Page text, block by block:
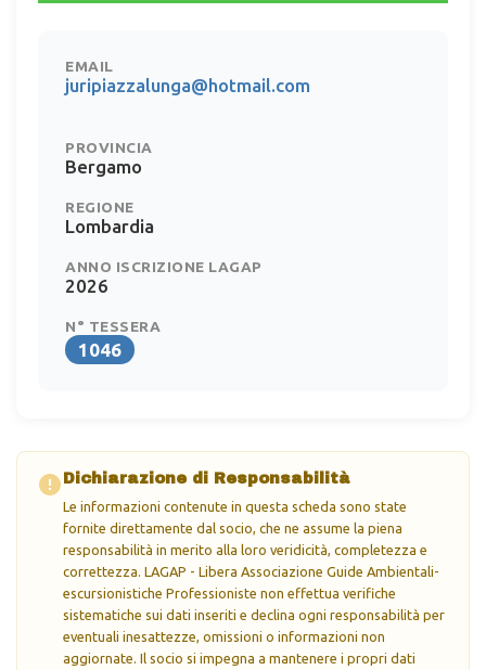
EMAIL
juripiazzalunga@hotmail.com
PROVINCIA
Bergamo
REGIONE
Lombardia
ANNO ISCRIZIONE LAGAP
2026
N° TESSERA
1046
Dichiarazione di Responsabilità
Le informazioni contenute in questa scheda sono state
fornite direttamente dal socio, che ne assume la piena
responsabilità in merito alla loro veridicità, completezza e
correttezza. LAGAP - Libera Associazione Guide Ambientali-
escursionistiche Professioniste non effettua verifiche
sistematiche sui dati inseriti e declina ogni responsabilità per
eventuali inesattezze, omissioni o informazioni non
aggiornate. Il socio si impegna a mantenere i propri dati